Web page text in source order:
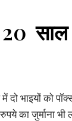
साल
भाइयों को
का जुर्माना भी